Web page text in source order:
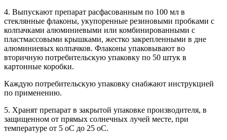
4. Выпускают препарат расфасованным по 100 мл в
стеклянные флаконы, укупоренные резиновыми пробками с
колпачками алюминиевыми или комбинированными с
пластмассовыми крышками, жестко закрепленными в дне
алюминиевых колпачков. Флаконы упаковывают во
вторичную потребительскую упаковку по 50 штук в
картонные коробки.
Каждую потребительскую упаковку снабжают инструкцией
по применению.
5. Хранят препарат в закрытой упаковке производителя, в
защищенном от прямых солнечных лучей месте, при
температуре от 5 оС до 25 оС.